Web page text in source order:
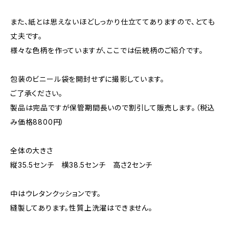
また、紙とは思えないほどしっかり仕立ててありますので、とても
丈夫です。
様々な色柄を作っていますが、ここでは伝統柄のご紹介です。
包装のビニール袋を開封せずに撮影しています。
ご了承ください。
製品は完品ですが保管期間長いので割引して販売します。（税込
み価格8800円）
全体の大きさ
縦35.5センチ 横38.5センチ 高さ2センチ
中はウレタンクッションです。
縫製してあります。性質上洗濯はできません。